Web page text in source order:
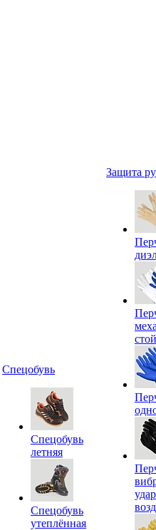
Спецобувь
Спецобувь
летняя
Спецобувь
утеплённая
Защита